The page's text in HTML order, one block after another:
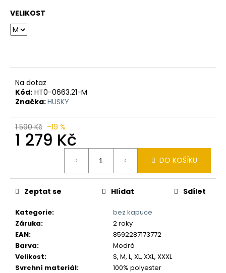
VELIKOST
Na dotaz
Kód: HT0-0663.21-M
Značka:HUSKY
1 590 Kč –19 %
1 279 Kč
DO KOŠÍKU
Kategorie:
bez kapuce
Záruka:
2 roky
EAN:
8592287173772
Barva:
Modrá
Velikost:
S, M, L, XL, XXL, XXXL
Svrchní materiál:
100% polyester
Zeptat se Hlídat Sdílet
D
u
č
u
e